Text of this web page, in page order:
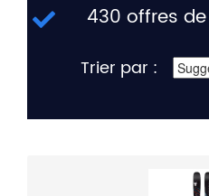
430 offres
Trier par :